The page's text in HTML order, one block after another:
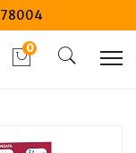
0
ml